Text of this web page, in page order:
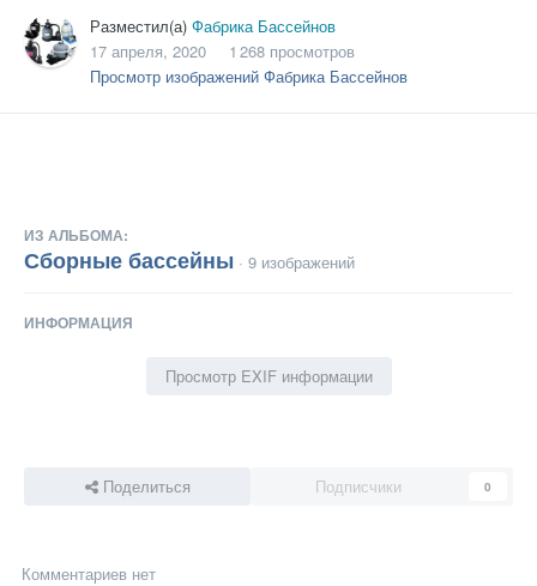
Разместил(а) Фабрика Бассейнов
17 апреля, 2020
1 268 просмотров
Просмотр изображений Фабрика Бассейнов
ИЗ АЛЬБОМА:
Сборные бассейны · 9 изображений
ИНФОРМАЦИЯ
Просмотр EXIF информации
Поделиться Подписчики 0
Комментариев нет